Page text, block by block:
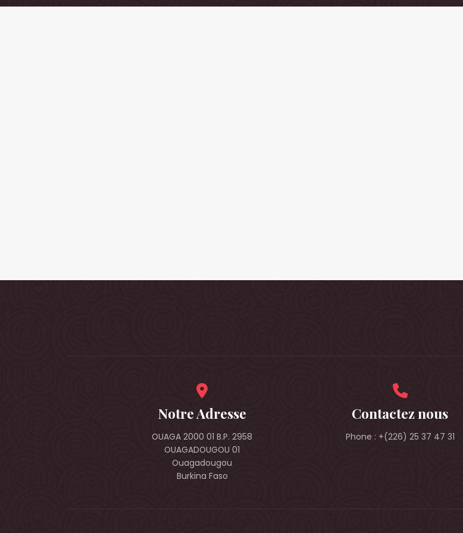
Notre Adresse
OUAGA 2000 01 B.P. 2958
OUAGADOUGOU 01
Ouagadougou
Burkina Faso
Contactez nous
Phone : +(226) 25 37 47 31